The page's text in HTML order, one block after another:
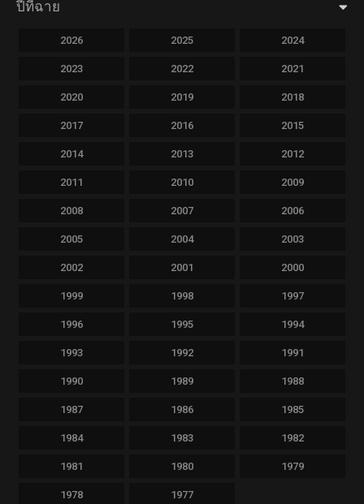
ปีที่ฉาย
2026 2025 2024
2023 2022 2021
2020 2019 2018
2017 2016 2015
2014 2013 2012
2011 2010 2009
2008 2007 2006
2005 2004 2003
2002 2001 2000
1999 1998 1997
1996 1995 1994
1993 1992 1991
1990 1989 1988
1987 1986 1985
1984 1983 1982
1981 1980 1979
1978 1977